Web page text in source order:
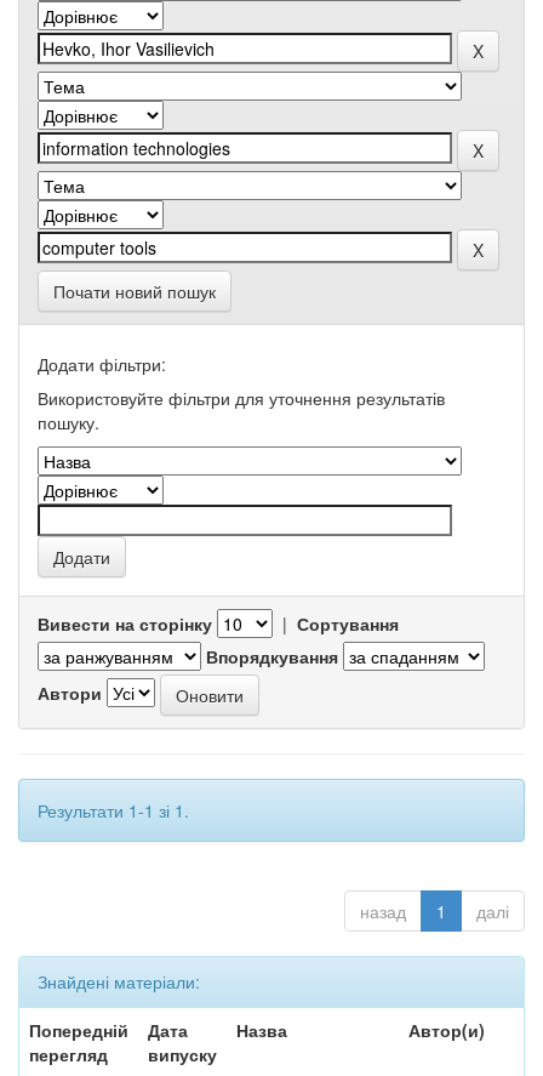
Почати новий пошук
Додати фільтри:
Використовуйте фільтри для уточнення результатів
пошуку.
Вивести на сторінку | Сортування
Впорядкування
Автори
Результати 1-1 зі 1.
назад 1 далі
Знайдені матеріали:
Попередній
перегляд
Дата
випуску
Назва Автор(и)